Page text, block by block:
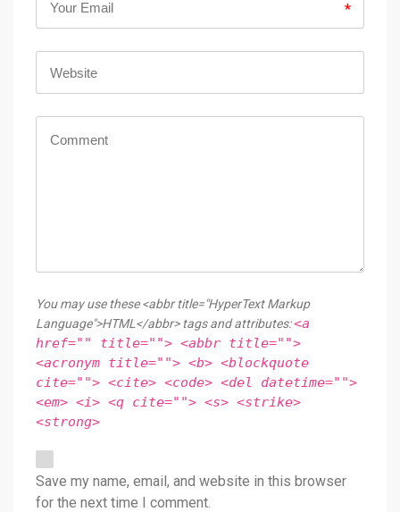
*
You may use these <abbr title="HyperText Markup
Language">HTML</abbr> tags and attributes:<a
href="" title=""> <abbr title="">
<acronym title=""> <b> <blockquote
cite=""> <cite> <code> <del datetime="">
<em> <i> <q cite=""> <s> <strike>
<strong>
Save my name, email, and website in this browser
for the next time I comment.